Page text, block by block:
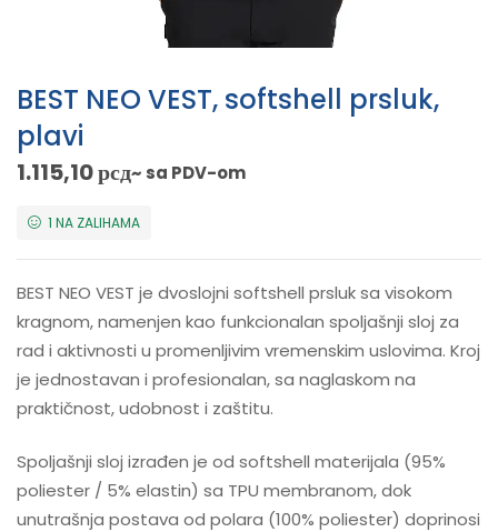
BEST NEO VEST, softshell prsluk,
plavi
1.115,10рсд~ sa PDV-om
1 NA ZALIHAMA
BEST NEO VEST je dvoslojni softshell prsluk sa visokom
kragnom, namenjen kao funkcionalan spoljašnji sloj za
rad i aktivnosti u promenljivim vremenskim uslovima. Kroj
je jednostavan i profesionalan, sa naglaskom na
praktičnost, udobnost i zaštitu.
Spoljašnji sloj izrađen je od softshell materijala (95%
poliester / 5% elastin) sa TPU membranom, dok
unutrašnja postava od polara (100% poliester) doprinosi